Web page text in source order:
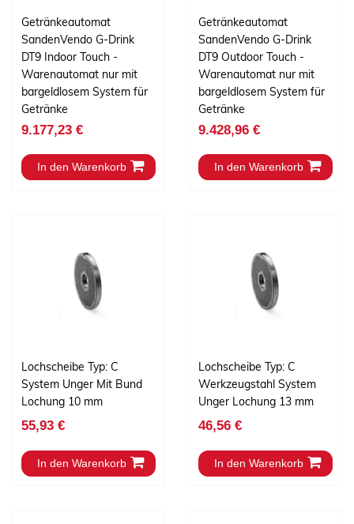
Getränkeautomat
SandenVendo G-Drink
DT9 Indoor Touch -
Warenautomat nur mit
bargeldlosem System für
Getränke
9.177,23 €
In den Warenkorb
Getränkeautomat
SandenVendo G-Drink
DT9 Outdoor Touch -
Warenautomat nur mit
bargeldlosem System für
Getränke
9.428,96 €
In den Warenkorb
Lochscheibe Typ: C
System Unger Mit Bund
Lochung 10 mm
55,93 €
In den Warenkorb
Lochscheibe Typ: C
Werkzeugstahl System
Unger Lochung 13 mm
46,56 €
In den Warenkorb